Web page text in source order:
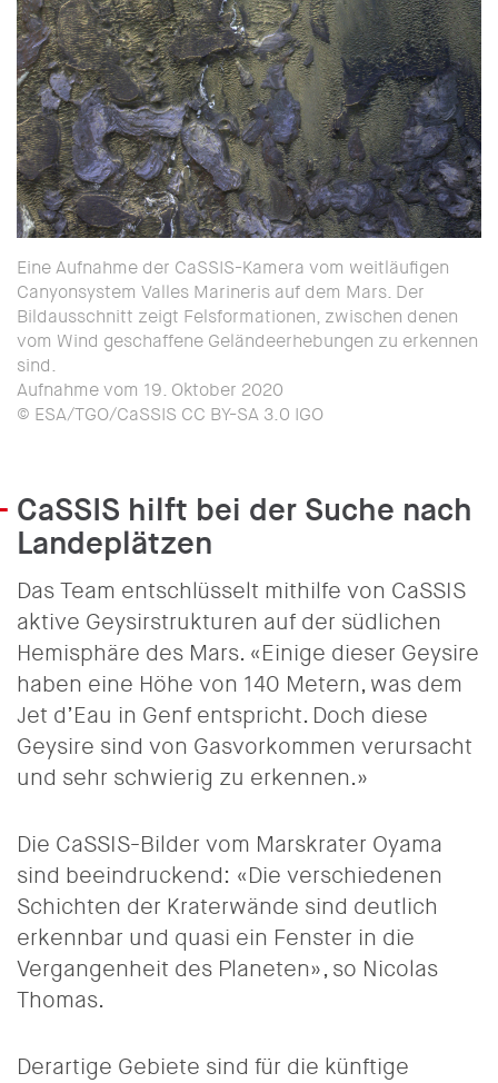
Eine Aufnahme der CaSSIS-Kamera vom weitläufigen
Canyonsystem Valles Marineris auf dem Mars. Der
Bildausschnitt zeigt Felsformationen, zwischen denen
vom Wind geschaffene Geländeerhebungen zu erkennen
sind.
Aufnahme vom 19. Oktober 2020
© ESA/TGO/CaSSIS CC BY-SA 3.0 IGO
CaSSIS hilft bei der Suche nach
Landeplätzen
Das Team entschlüsselt mithilfe von CaSSIS
aktive Geysirstrukturen auf der südlichen
Hemisphäre des Mars. «Einige dieser Geysire
haben eine Höhe von 140 Metern, was dem
Jet d’Eau in Genf entspricht. Doch diese
Geysire sind von Gasvorkommen verursacht
und sehr schwierig zu erkennen.»
Die CaSSIS-Bilder vom Marskrater Oyama
sind beeindruckend: «Die verschiedenen
Schichten der Kraterwände sind deutlich
erkennbar und quasi ein Fenster in die
Vergangenheit des Planeten», so Nicolas
Thomas.
Derartige Gebiete sind für die künftige